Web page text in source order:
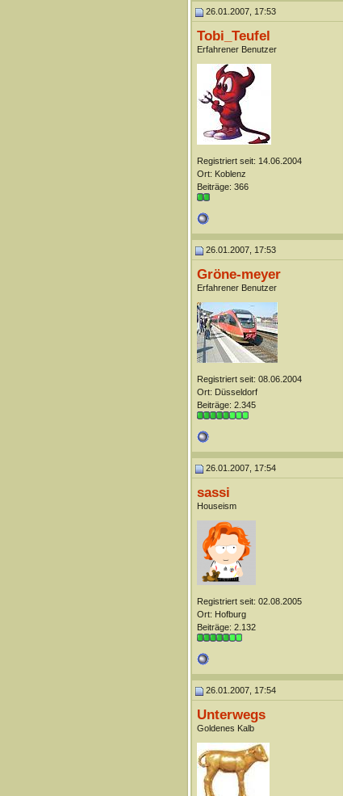
26.01.2007, 17:53
Tobi_Teufel
Erfahrener Benutzer
Registriert seit: 14.06.2004
Ort: Koblenz
Beiträge: 366
26.01.2007, 17:53
Gröne-meyer
Erfahrener Benutzer
Registriert seit: 08.06.2004
Ort: Düsseldorf
Beiträge: 2.345
26.01.2007, 17:54
sassi
Houseism
Registriert seit: 02.08.2005
Ort: Hofburg
Beiträge: 2.132
26.01.2007, 17:54
Unterwegs
Goldenes Kalb